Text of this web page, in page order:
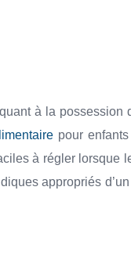
à la possession
pour
à régler
appropriés